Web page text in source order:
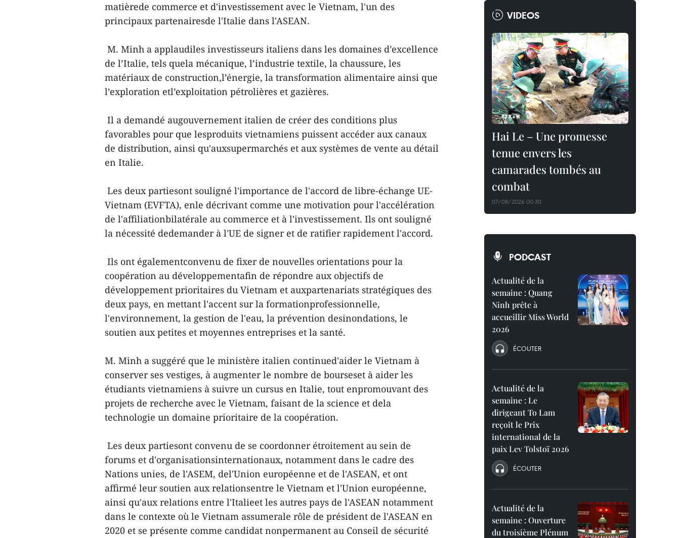
matièrede commerce et d'investissement avec le Vietnam, l'un des
principaux partenairesde l'Italie dans l'ASEAN.
M. Minh a applaudiles investisseurs italiens dans les domaines d’excellence
de l’Italie, tels quela mécanique, l’industrie textile, la chaussure, les
matériaux de construction,l’énergie, la transformation alimentaire ainsi que
l’exploration etl’exploitation pétrolières et gazières.
Il a demandé augouvernement italien de créer des conditions plus
favorables pour que lesproduits vietnamiens puissent accéder aux canaux
de distribution, ainsi qu'auxsupermarchés et aux systèmes de vente au détail
en Italie.
Les deux partiesont souligné l'importance de l'accord de libre-échange UE-
Vietnam (EVFTA), enle décrivant comme une motivation pour l'accélération
de l'affiliationbilatérale au commerce et à l'investissement. Ils ont souligné
la nécessité dedemander à l'UE de signer et de ratifier rapidement l'accord.
Ils ont égalementconvenu de fixer de nouvelles orientations pour la
coopération au développementafin de répondre aux objectifs de
développement prioritaires du Vietnam et auxpartenariats stratégiques des
deux pays, en mettant l'accent sur la formationprofessionnelle,
l'environnement, la gestion de l'eau, la prévention desinondations, le
soutien aux petites et moyennes entreprises et la santé.
M. Minh a suggéré que le ministère italien continued'aider le Vietnam à
conserver ses vestiges, à augmenter le nombre de bourseset à aider les
étudiants vietnamiens à suivre un cursus en Italie, tout enpromouvant des
projets de recherche avec le Vietnam, faisant de la science et dela
technologie un domaine prioritaire de la coopération.
Les deux partiesont convenu de se coordonner étroitement au sein de
forums et d'organisationsinternationaux, notamment dans le cadre des
Nations unies, de l'ASEM, del'Union européenne et de l'ASEAN, et ont
affirmé leur soutien aux relationsentre le Vietnam et l'Union européenne,
ainsi qu'aux relations entre l'Italieet les autres pays de l'ASEAN notamment
dans le contexte où le Vietnam assumerale rôle de président de l'ASEAN en
2020 et se présente comme candidat nonpermanent au Conseil de sécurité
VIDEOS
Hai Le – Une promesse
tenue envers les
camarades tombés au
combat
07/08/2026 00:30
PODCAST
Actualité de la
semaine : Quang
Ninh prête à
accueillir Miss World
2026
ÉCOUTER
Actualité de la
semaine : Le
dirigeant To Lam
reçoit le Prix
international de la
paix Lev Tolstoï 2026
ÉCOUTER
Actualité de la
semaine : Ouverture
du troisième Plénum